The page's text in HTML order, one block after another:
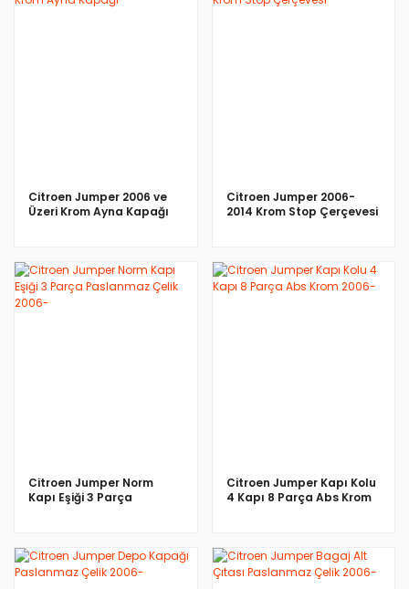
Citroen Jumper 2006 ve
Üzeri Krom Ayna Kapağı
Citroen Jumper 2006-
2014 Krom Stop Çerçevesi
Citroen Jumper Norm
Kapı Eşiği 3 Parça
Citroen Jumper Kapı Kolu
4 Kapı 8 Parça Abs Krom